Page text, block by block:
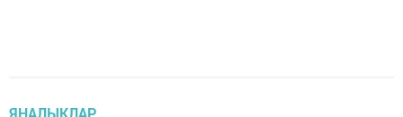
ЯҢАЛЫКЛАР